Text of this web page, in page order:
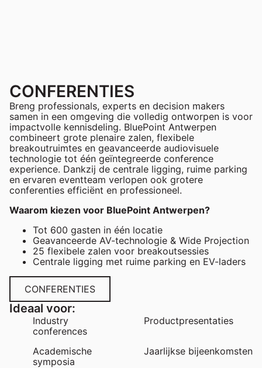
CONFERENTIES
Breng professionals, experts en decision makers
samen in een omgeving die volledig ontworpen is voor
impactvolle kennisdeling. BluePoint Antwerpen
combineert grote plenaire zalen, flexibele
breakoutruimtes en geavanceerde audiovisuele
technologie tot één geïntegreerde conference
experience. Dankzij de centrale ligging, ruime parking
en ervaren eventteam verlopen ook grotere
conferenties efficiënt en professioneel.
Waarom kiezen voor BluePoint Antwerpen?
Tot 600 gasten in één locatie
Geavanceerde AV-technologie & Wide Projection
25 flexibele zalen voor breakoutsessies
Centrale ligging met ruime parking en EV-laders
CONFERENTIES
Ideaal voor:
Industry
conferences
Academische
symposia
Productpresentaties
Jaarlijkse bijeenkomsten